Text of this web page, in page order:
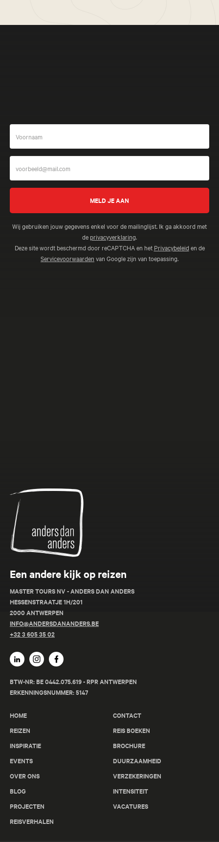
Wij gebruiken jouw gegevens enkel voor de mailinglijst. Ik ga akkoord met
de privacyverklaring.
Deze site wordt beschermd door reCAPTCHA en het Privacybeleid en de
Servicevoorwaarden van Google zijn van toepassing.
Anders
dan
Anders
Een andere kijk op reizen
MASTER TOURS NV - ANDERS DAN ANDERS
HESSENSTRAATJE 1H/201
2000 ANTWERPEN
INFO@ANDERSDANANDERS.BE
+32 3 605 35 02
BTW-NR: BE 0442.075.619 - RPR ANTWERPEN
ERKENNINGSNUMMER: 5147
HOME
REIZEN
INSPIRATIE
EVENTS
OVER ONS
BLOG
PROJECTEN
REISVERHALEN
CONTACT
REIS BOEKEN
BROCHURE
DUURZAAMHEID
VERZEKERINGEN
INTENSITEIT
VACATURES